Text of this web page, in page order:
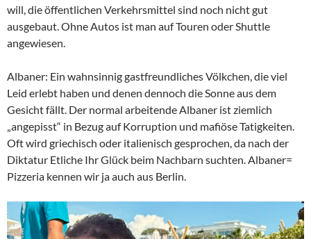
will, die öffentlichen Verkehrsmittel sind noch nicht gut
ausgebaut. Ohne Autos ist man auf Touren oder Shuttle
angewiesen.
Albaner: Ein wahnsinnig gastfreundliches Völkchen, die viel
Leid erlebt haben und denen dennoch die Sonne aus dem
Gesicht fällt. Der normal arbeitende Albaner ist ziemlich
„angepisst“ in Bezug auf Korruption und mafiöse Tatigkeiten.
Oft wird griechisch oder italienisch gesprochen, da nach der
Diktatur Etliche Ihr Glück beim Nachbarn suchten. Albaner=
Pizzeria kennen wir ja auch aus Berlin.